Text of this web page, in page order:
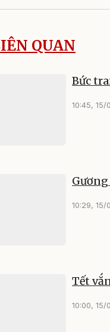
QUAN
Bức
10:45,
10:29,
Tết
10:00,